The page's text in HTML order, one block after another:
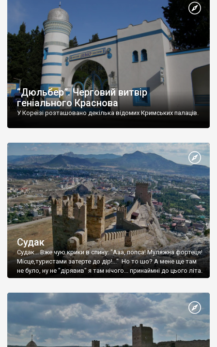
“Дюльбер”. Черговий витвір
геніального Краснова
У Кореїзі розташовано декілька відомих Кримських палаців.
Судак
Судак... Вже чую крики в спину: "Ааа, попса! Муляжна фортеця!
Місце,туристами затерте до дір!..." Но то шо? А мене ще там
не було, ну не "дірявив" я там нічого... принаймні до цього літа.